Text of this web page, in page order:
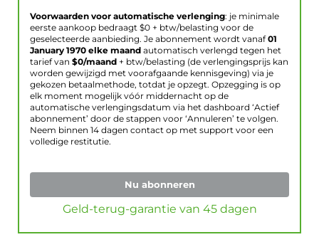
Voorwaarden voor automatische verlenging: je minimale
eerste aankoop bedraagt $0 + btw/belasting voor de
geselecteerde aanbieding. Je abonnement wordt vanaf01
January 1970 elke maand automatisch verlengd tegen het
tarief van $0/maand + btw/belasting (de verlengingsprijs kan
worden gewijzigd met voorafgaande kennisgeving) via je
gekozen betaalmethode, totdat je opzegt. Opzegging is op
elk moment mogelijk vóór middernacht op de
automatische verlengingsdatum via het dashboard ‘Actief
abonnement’ door de stappen voor ‘Annuleren’ te volgen.
Neem binnen 14 dagen contact op met support voor een
volledige restitutie.
Nu abonneren
Geld-terug-garantie van 45 dagen